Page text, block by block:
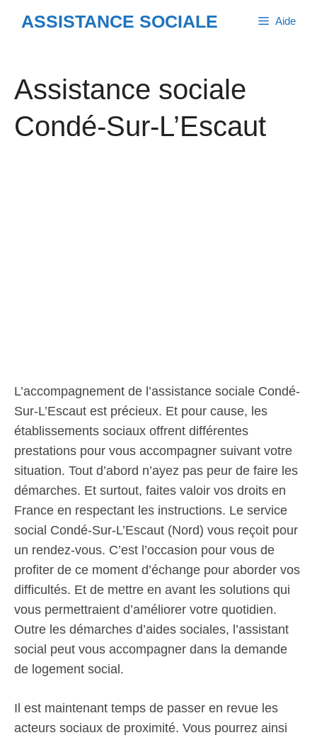
ASSISTANCE SOCIALE Aide
Assistance sociale
Condé-Sur-L’Escaut
L’accompagnement de l’assistance sociale Condé-
Sur-L’Escaut est précieux. Et pour cause, les
établissements sociaux offrent différentes
prestations pour vous accompagner suivant votre
situation. Tout d’abord n’ayez pas peur de faire les
démarches. Et surtout, faites valoir vos droits en
France en respectant les instructions. Le service
social Condé-Sur-L’Escaut (Nord) vous reçoit pour
un rendez-vous. C’est l’occasion pour vous de
profiter de ce moment d’échange pour aborder vos
difficultés. Et de mettre en avant les solutions qui
vous permettraient d’améliorer votre quotidien.
Outre les démarches d’aides sociales, l’assistant
social peut vous accompagner dans la demande
de logement social.
Il est maintenant temps de passer en revue les
acteurs sociaux de proximité. Vous pourrez ainsi